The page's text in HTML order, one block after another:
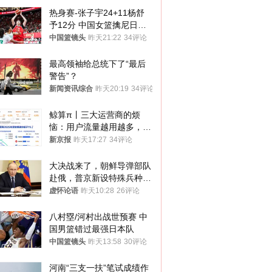
热身赛-张子宇24+11杨舒
予12分 中国女篮擒尼日利
亚
中国篮镜头 昨天21:22 34评论
最高领袖给总统下了“最后
警告”？
新闻资讯综合 昨天20:19 34评论
鲸算π丨三大运营商的烦
恼：用户流量越用越多，收
入却越来越少
新京报 昨天17:27 34评论
大决战来了，朝鲜导弹部队
赴俄，普京新设特殊兵种，
76岁老将扛旗
虚怀论语 昨天10:28 26评论
八村塁/河村出战世预赛 中
国男篮错过最强日本队
中国篮镜头 昨天13:58 30评论
河南“三支一扶”笔试成绩作